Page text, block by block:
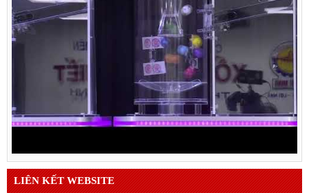
LIÊN KẾT WEBSITE